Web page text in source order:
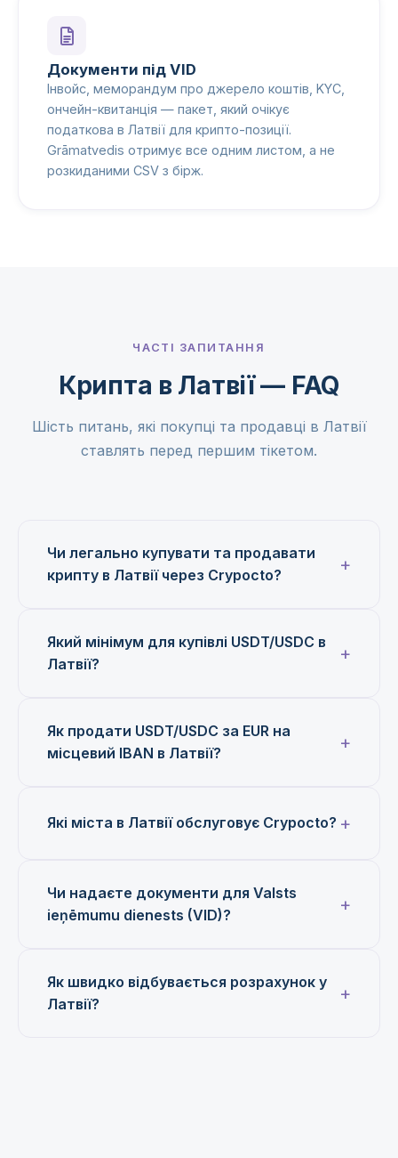
Документи під VID
Інвойс, меморандум про джерело коштів, KYC,
ончейн-квитанція — пакет, який очікує
податкова в Латвії для крипто-позиції.
Grāmatvedis отримує все одним листом, а не
розкиданими CSV з бірж.
ЧАСТІ ЗАПИТАННЯ
Крипта в Латвії — FAQ
Шість питань, які покупці та продавці в Латвії
ставлять перед першим тікетом.
Чи легально купувати та продавати
крипту в Латвії через Crypocto?
Який мінімум для купівлі USDT/USDC в
Латвії?
Як продати USDT/USDC за EUR на
місцевий IBAN в Латвії?
Які міста в Латвії обслуговує Crypocto?
Чи надаєте документи для Valsts
ieņēmumu dienests (VID)?
Як швидко відбувається розрахунок у
Латвії?